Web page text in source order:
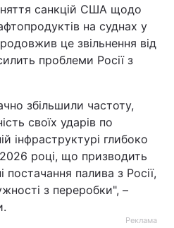
санкцій США щодо
на суднах у
це звільнення від
проблеми Росії з
збільшили частоту,
своїх ударів по
інфраструктурі глибоко
році, що призводить
постачання палива з Росії,
з переробки", –
Реклама